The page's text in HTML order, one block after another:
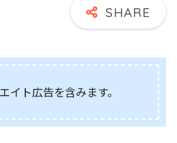
イト広告を含みます。